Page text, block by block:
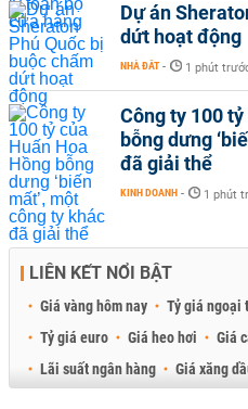
Dự án
dứt hoạt động
NHÀ ĐẤT - 1 phút
Công ty 100
bỗng dưng
đã giải thể
KINH DOANH - 1 phút
LIÊN KẾT NỔI BẬT
Giá vàng hôm nay Tỷ giá ngoại
Tỷ giá euro
Giá heo hơi Giá
Lãi suất ngân hàng
Giá xăng